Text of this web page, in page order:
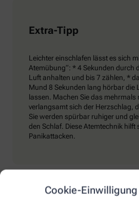
Cookie-
Extra-Tipp
Leichter einschlafen lässt es sich
Atemübung“: * 4 Sekunden durch
Luft anhalten und bis 7 zählen, *
Mund 8 Sekunden lang hörbar die
lassen. Machen Sie das mehrmals
verlangsamt sich der Herzschlag,
Sie werden spürbar ruhiger und
den Schlaf. Diese Atemtechnik hilft
Panikattacken.